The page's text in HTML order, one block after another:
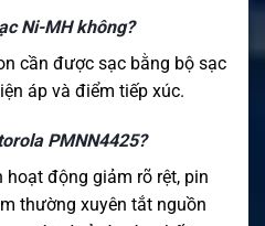
Ni-MH không?
cần được sạc bằng bộ sạc
áp và điểm tiếp xúc.
PMNN4425?
hoạt động giảm rõ rệt, pin
thường xuyên tắt nguồn